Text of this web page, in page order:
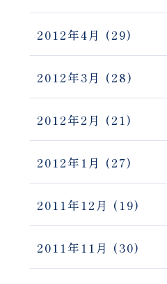
2012年4月 (29)
2012年3月 (28)
2012年2月 (21)
2012年1月 (27)
2011年12月 (19)
2011年11月 (30)